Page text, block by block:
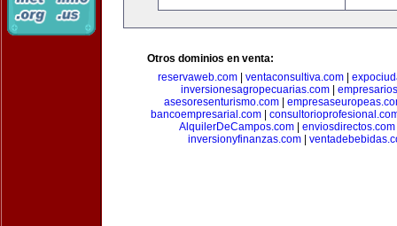
Otros dominios en venta:
reservaweb.com| ventaconsultiva.com|
inversionesagropecuarias.com
asesoresenturismo.com|
bancoempresarial.com
AlquilerDeCampos.com
enviosdirectos.com
inversionyfinanzas.com|